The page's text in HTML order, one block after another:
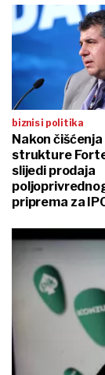
biznis i politika
Nakon
strukture
slijedi prodaja
priprema za